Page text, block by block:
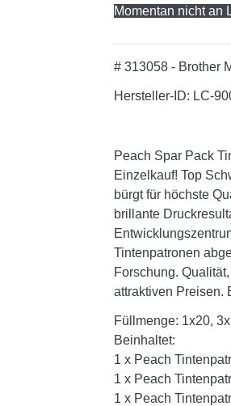
Momentan nicht an
# 313058 - Brother
Hersteller-ID: LC-
Peach Spar Pack
Einzelkauf! Top
bürgt für höchste
brillante
Tintenpatronen
Forschung.
attraktiven Preisen.
Füllmenge: 1x20,
Beinhaltet:
1 x Peach
1 x Peach
1 x Peach